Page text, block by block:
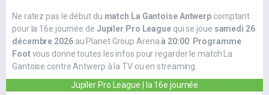
Ne ratez pas le début du match La Gantoise Antwerp comptant
pour la 16e journée de Jupiler Pro Leaguequi se joue samedi 26
décembre 2026au Planet Group Arenaà 20:00. Programme
Footvous donne toutes les infos pour regarder le match La
Gantoise contre Antwerp à la TV ou en streaming.
Jupiler Pro League | la 16e journée